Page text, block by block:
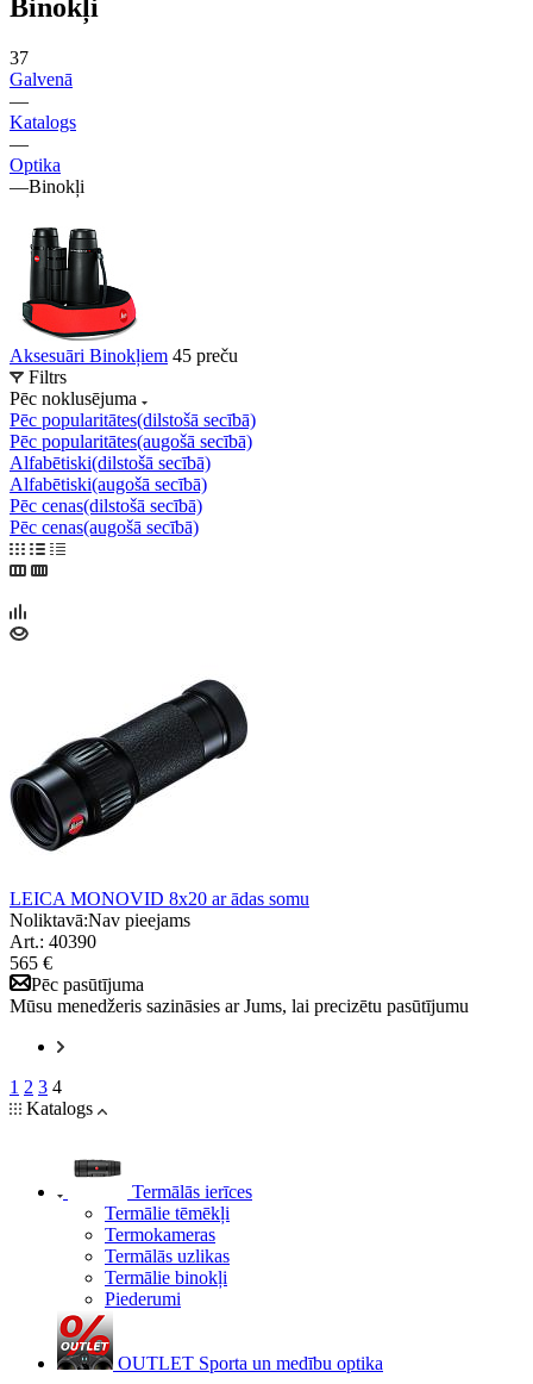
Binokļi
37
Galvenā
—
Katalogs
—
Optika
—Binokļi
Aksesuāri Binokļiem 45 preču
Filtrs
Pēc noklusējuma
Pēc popularitātes(dilstošā secībā)
Pēc popularitātes(augošā secībā)
Alfabētiski(dilstošā secībā)
Alfabētiski(augošā secībā)
Pēc cenas(dilstošā secībā)
Pēc cenas(augošā secībā)
LEICA MONOVID 8x20 ar ādas somu
Noliktavā:Nav pieejams
Art.: 40390
565 €
Pēc pasūtījuma
Mūsu menedžeris sazināsies ar Jums, lai precizētu pasūtījumu
1 2 3 4
Katalogs
Termālās ierīces
Termālie tēmēkļi
Termokameras
Termālās uzlikas
Termālie binokļi
Piederumi
OUTLET Sporta un medību optika